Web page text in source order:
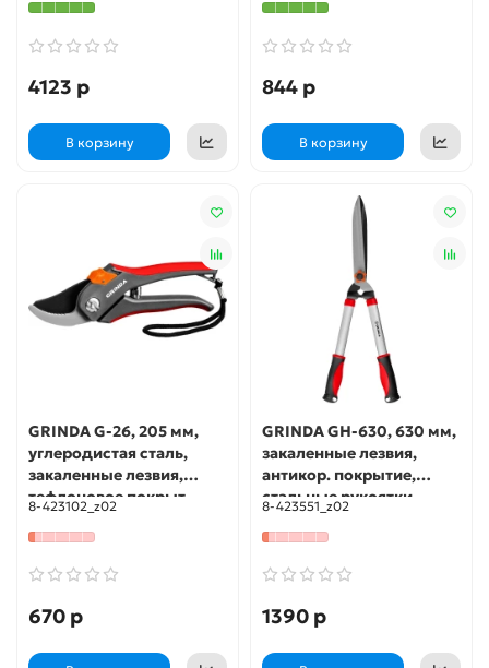
4123 р
В корзину
ручки 200 мм FIT IT
844 р
В корзину
GRINDA G-26, 205 мм,
углеродистая сталь,
закаленные лезвия,
тефлоновое покрыт.,
двухкомпонентные
пластиковые рукоятки,
плоскостной секатор (8-
423102)
8-423102_z02
670 р
GRINDA GH-630, 630 мм,
закаленные лезвия,
антикор. покрытие,
стальные рукоятки,
кусторез (8-423551)
8-423551_z02
1390 р